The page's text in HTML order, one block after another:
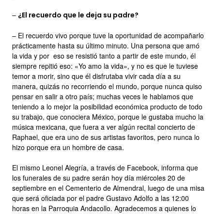
– ¿El recuerdo que le deja su padre?
– El recuerdo vivo porque tuve la oportunidad de acompañarlo
prácticamente hasta su último minuto. Una persona que amó
la vida y por eso se resistió tanto a partir de este mundo, él
siempre repitió eso: «Yo amo la vida», y no es que le tuviese
temor a morir, sino que él disfrutaba vivir cada día a su
manera, quizás no recorriendo el mundo, porque nunca quiso
pensar en salir a otro país; muchas veces le hablamos que
teniendo a lo mejor la posibilidad económica producto de todo
su trabajo, que conociera México, porque le gustaba mucho la
música mexicana, que fuera a ver algún recital concierto de
Raphael, que era uno de sus artistas favoritos, pero nunca lo
hizo porque era un hombre de casa.
El mismo Leonel Alegría, a través de Facebook, informa que
los funerales de su padre serán hoy día miércoles 20 de
septiembre en el Cementerio de Almendral, luego de una misa
que será oficiada por el padre Gustavo Adolfo a las 12:00
horas en la Parroquia Andacollo. Agradecemos a quienes lo